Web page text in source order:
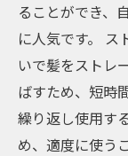
ることができ、
に人気です。 ス
いで髪をストレ
ばすため、短時
繰り返し使用す
め、適度に使う